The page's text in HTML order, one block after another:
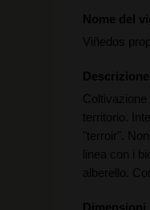
Nome del
Viñedos
Descrizione
Coltivazione
territorio.
"terroir".
linea con i
alberello.
Dimensioni